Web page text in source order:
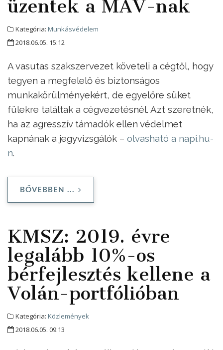
üzentek a MÁV-nak
Kategória: Munkásvédelem
2018.06.05. 15:12
A vasutas szakszervezet követeli a cégtől, hogy
tegyen a megfelelő és biztonságos
munkakörülményekért, de egyelőre süket
fülekre találtak a cégvezetésnél. Azt szeretnék,
ha az agresszív támadók ellen védelmet
kapnának a jegyvizsgálók – olvasható a napi.hu-
n.
BŐVEBBEN ...
KMSZ: 2019. évre
legalább 10%-os
bérfejlesztés kellene a
Volán-portfólióban
Kategória: Közlemények
2018.06.05. 09:13